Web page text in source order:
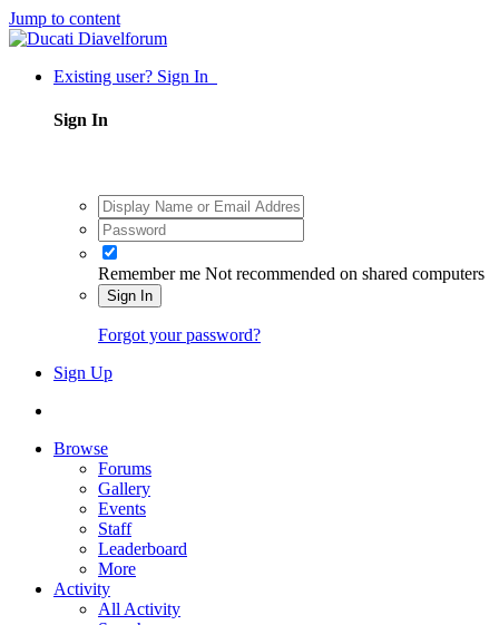
Jump to content
Existing user? Sign In
Sign In
Remember me Not recommended on shared computers
Sign In
Forgot your password?
Sign Up
Browse
Forums
Gallery
Events
Staff
Leaderboard
More
Activity
All Activity